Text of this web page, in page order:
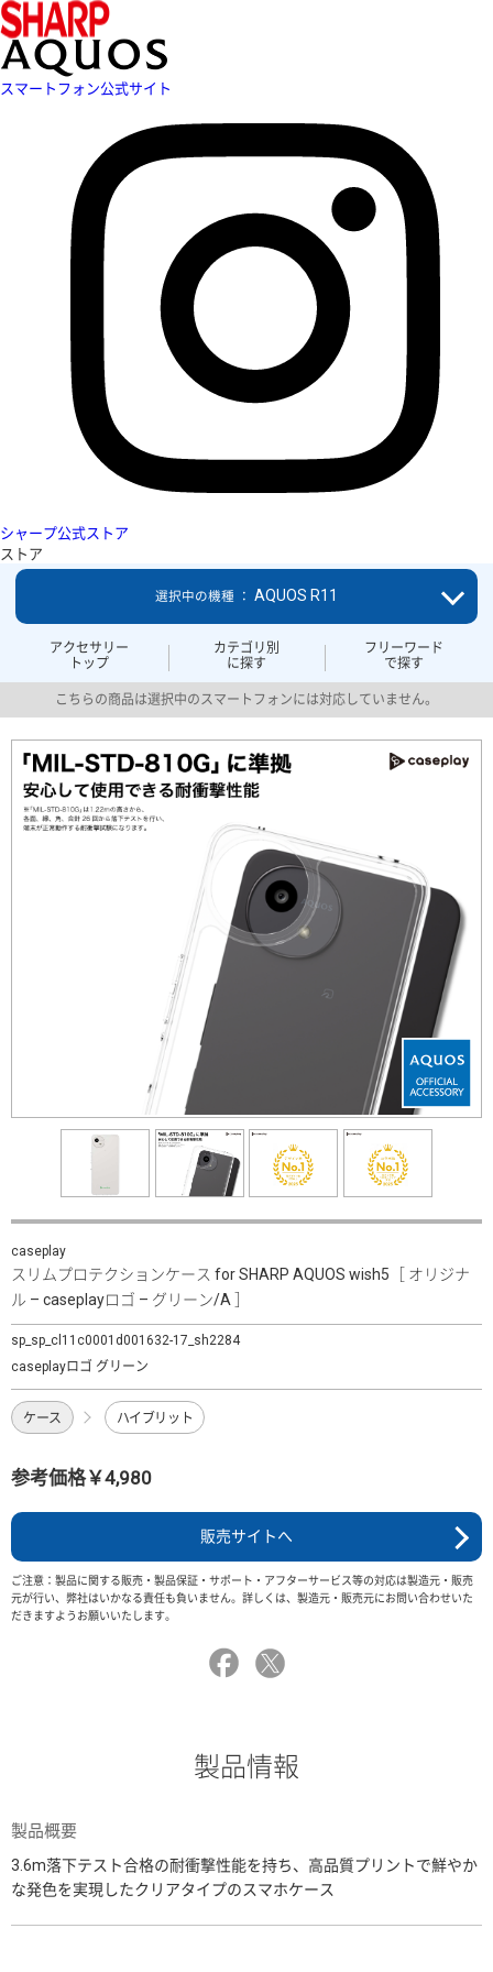
スマートフォン公式サイト
シャープ公式ストア
ストア
アクセサリー
トップ
カテゴリ別
に探す
フリーワード
で探す
選択中の機種 ： AQUOS R11
こちらの商品は選択中のスマートフォンには対応していません。
caseplay
スリムプロテクションケース for SHARP AQUOS wish5［ オリジナ
ル – caseplayロゴ – グリーン/A ］
sp_sp_cl11c0001d001632-17_sh2284
caseplayロゴ グリーン
ケース ハイブリット
参考価格￥4,980
販売サイトへ
ご注意：製品に関する販売・製品保証・サポート・アフターサービス等の対応は製造元・販売
元が行い、弊社はいかなる責任も負いません。詳しくは、製造元・販売元にお問い合わせいた
だきますようお願いいたします。
製品情報
製品概要
3.6m落下テスト合格の耐衝撃性能を持ち、高品質プリントで鮮やか
な発色を実現したクリアタイプのスマホケース